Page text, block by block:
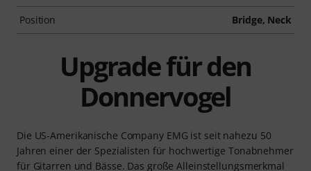
Position Bridge, Neck
Upgrade für den
Donnervogel
Die US-Amerikanische Company EMG ist seit nahezu 50
Jahren einer der Spezialisten für hochwertige Tonabnehmer
für Gitarren und Bässe. Das große Alleinstellungsmerkmal